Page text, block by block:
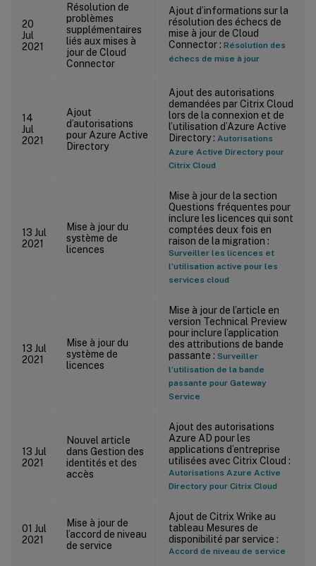
20
Jul
2021
Résolution de
problèmes
supplémentaires
liés aux mises à
jour de Cloud
Connector
Ajout d’informations sur la
résolution des échecs de
mise à jour de Cloud
Connector : Résolution des
échecs de mise à jour
14
Jul
2021
Ajout
d’autorisations
pour Azure Active
Directory
Ajout des autorisations
demandées par Citrix Cloud
lors de la connexion et de
l’utilisation d’Azure Active
Directory : Autorisations
Azure Active Directory pour
Citrix Cloud
13 Jul
2021
Mise à jour du
système de
licences
Mise à jour de la section
Questions fréquentes pour
inclure les licences qui sont
comptées deux fois en
raison de la migration :
Surveiller les licences et
l’utilisation active pour les
services cloud
13 Jul
2021
Mise à jour du
système de
licences
Mise à jour de l’article en
version Technical Preview
pour inclure l’application
des attributions de bande
passante : Surveiller
l’utilisation de la bande
passante pour Gateway
Service
13 Jul
2021
Nouvel article
dans Gestion des
identités et des
accès
Ajout des autorisations
Azure AD pour les
applications d’entreprise
utilisées avec Citrix Cloud :
Autorisations Azure Active
Directory pour Citrix Cloud
01 Jul
2021
Mise à jour de
l’accord de niveau
de service
Ajout de Citrix Wrike au
tableau Mesures de
disponibilité par service :
Accord de niveau de service